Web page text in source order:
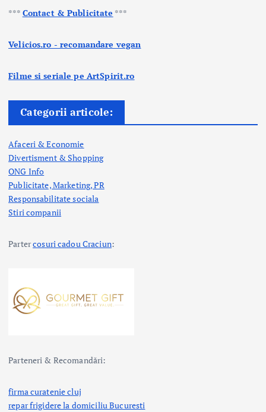
*** Contact & Publicitate ***
Velicios.ro - recomandare vegan
Filme si seriale pe ArtSpirit.ro
Categorii articole:
Afaceri & Economie
Divertisment & Shopping
ONG Info
Publicitate, Marketing, PR
Responsabilitate sociala
Stiri companii
Partercosuri cadou Craciun:
Parteneri & Recomandări:
firma curatenie cluj
repar frigidere la domiciliu Bucuresti